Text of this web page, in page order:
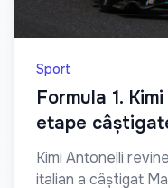
Sport
Formula 1.
etape
Kimi Antonelli
italian a câștigat